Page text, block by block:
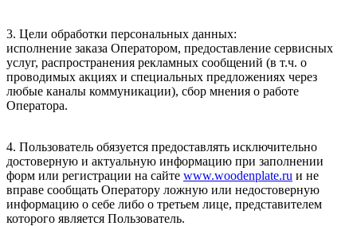
3. Цели обработки персональных данных:
исполнение заказа Оператором, предоставление сервисных
услуг, распространения рекламных сообщений (в т.ч. о
проводимых акциях и специальных предложениях через
любые каналы коммуникации), сбор мнения о работе
Оператора.
4. Пользователь обязуется предоставлять исключительно
достоверную и актуальную информацию при заполнении
форм или регистрации на сайте www.woodenplate.ru и не
вправе сообщать Оператору ложную или недостоверную
информацию о себе либо о третьем лице, представителем
которого является Пользователь.